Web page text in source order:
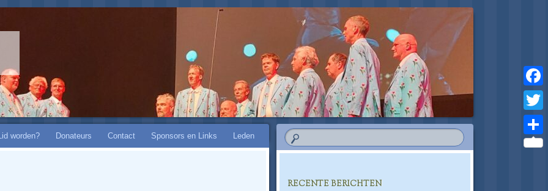
Lid worden? Donateurs Contact Sponsors en Links Leden
RECENTE BERICHTEN
Twitter
Delen